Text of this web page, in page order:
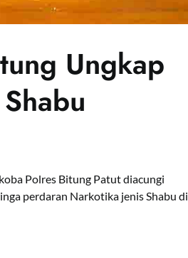
Ungkap
Polres Bitung Patut diacungi
perdaran Narkotika jenis Shabu di